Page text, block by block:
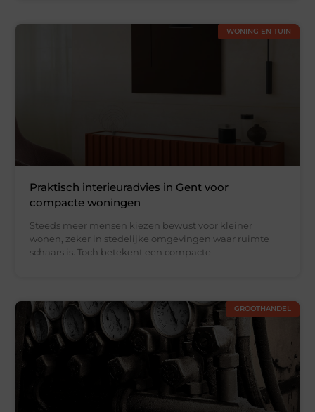
WONING EN TUIN
Praktisch interieuradvies in Gent voor
compacte woningen
Steeds meer mensen kiezen bewust voor kleiner
wonen, zeker in stedelijke omgevingen waar ruimte
schaars is. Toch betekent een compacte
GROOTHANDEL